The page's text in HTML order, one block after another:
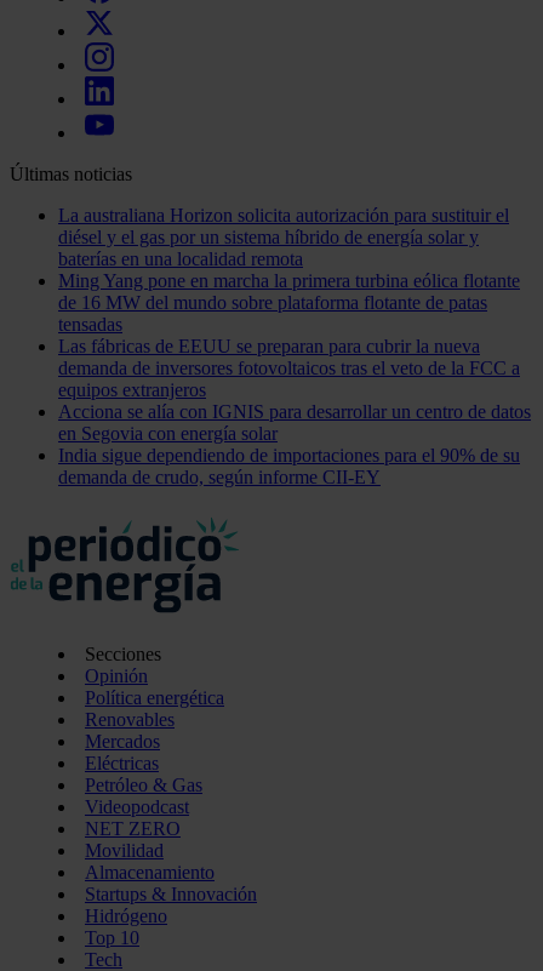
Últimas noticias
La australiana Horizon solicita autorización para sustituir el
diésel y el gas por un sistema híbrido de energía solar y
baterías en una localidad remota
Ming Yang pone en marcha la primera turbina eólica flotante
de 16 MW del mundo sobre plataforma flotante de patas
tensadas
Las fábricas de EEUU se preparan para cubrir la nueva
demanda de inversores fotovoltaicos tras el veto de la FCC a
equipos extranjeros
Acciona se alía con IGNIS para desarrollar un centro de datos
en Segovia con energía solar
India sigue dependiendo de importaciones para el 90% de su
demanda de crudo, según informe CII-EY
Secciones
Opinión
Política energética
Renovables
Mercados
Eléctricas
Petróleo & Gas
Videopodcast
NET ZERO
Movilidad
Almacenamiento
Startups & Innovación
Hidrógeno
Top 10
Tech